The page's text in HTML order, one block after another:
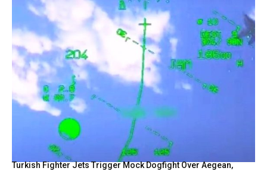
Turkish Fighter Jets Trigger Mock Dogfight Over Aegean,